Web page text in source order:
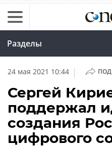
Разделы
24 мая 2021 10:44 |
Сергей
поддержал
создания
цифрового